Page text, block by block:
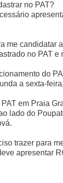
no PAT?
me candidatar
no PAT
do
a sexta-
em Praia
lado do
trazer para
apresentar